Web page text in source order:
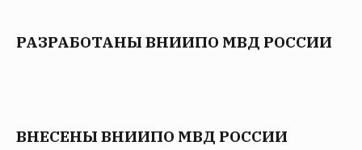
РАЗРАБОТАНЫ ВНИИПО МВД РОССИИ
ВНЕСЕНЫ ВНИИПО МВД РОССИИ